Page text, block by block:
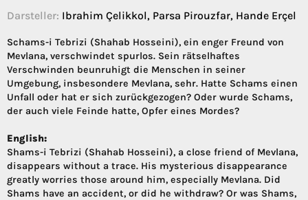
Darsteller: Ibrahim Çelikkol, Parsa Pirouzfar, Hande Erçel
Schams-i Tebrizi (Shahab Hosseini), ein enger Freund von
Mevlana, verschwindet spurlos. Sein rätselhaftes
Verschwinden beunruhigt die Menschen in seiner
Umgebung, insbesondere Mevlana, sehr. Hatte Schams einen
Unfall oder hat er sich zurückgezogen? Oder wurde Schams,
der auch viele Feinde hatte, Opfer eines Mordes?
English:
Shams-i Tebrizi (Shahab Hosseini), a close friend of Mevlana,
disappears without a trace. His mysterious disappearance
greatly worries those around him, especially Mevlana. Did
Shams have an accident, or did he withdraw? Or was Shams,